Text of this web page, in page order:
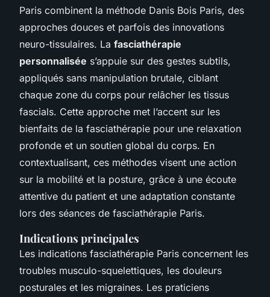
Paris combinent la méthode Danis Bois Paris, des
approches douces et parfois des innovations
neuro-tissulaires. La fasciathérapie
personnalisée s’appuie sur des gestes subtils,
appliqués sans manipulation brutale, ciblant
chaque zone du corps pour relâcher les tissus
fascials. Cette approche met l’accent sur les
bienfaits de la fasciathérapie pour une relaxation
profonde et un soutien global du corps. En
contextualisant, ces méthodes visent une action
sur la mobilité et la posture, grâce à une écoute
attentive du patient et une adaptation constante
lors des séances de fasciathérapie Paris.
Indications principales
Les indications fasciathérapie Paris concernent les
troubles musculo-squelettiques, les douleurs
posturales et les migraines. Les praticiens